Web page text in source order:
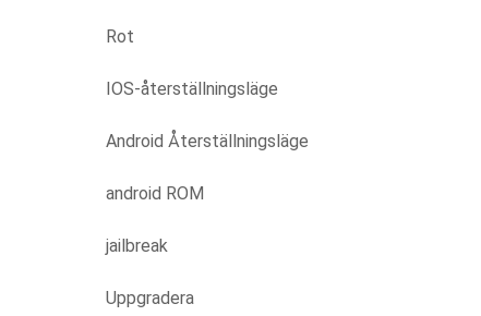
Rot
IOS-återställningsläge
Android Återställningsläge
android ROM
jailbreak
Uppgradera